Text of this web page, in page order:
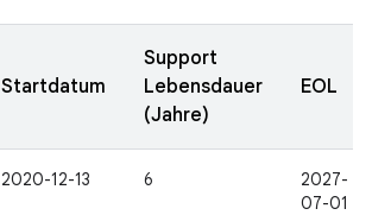
Startdatum
Support
Lebensdauer
(Jahre)
EOL
2020-12-13 6
2027-
07-01